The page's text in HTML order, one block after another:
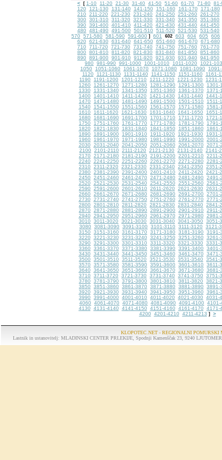
< [ 1-10 11-20 21-30 31-40 41-50 51-60 61-70 71-80
81-
120
121-130 131-140 141-150 151-160 161-170
171-180
210
211-220 221-230 231-240 241-250 251-260
261-270
300
301-310 311-320 321-330 331-340 341-350
351-360
390
391-400 401-410 411-420 421-430 431-440
441-450
480
481-490 491-500 501-510 511-520 521-530
531-540
570
571-580 581-590 591-600 ] 601 602 603 604 605
606
620
621-630 631-640 641-650 651-660 661-670
671-680
710
711-720 721-730 731-740 741-750 751-760
761-770
800
801-810 811-820 821-830 831-840 841-850
851-860
890
891-900 901-910 911-920 921-930 931-940
941-950
980
981-990 991-1000 1001-1010 1011-1020
1021-
1050
1051-1060 1061-1070 1071-1080 1081-1090
1120
1121-1130 1131-1140 1141-1150 1151-1160
1161-
1190
1191-1200 1201-1210 1211-1220 1221-1230
1231-
1260
1261-1270 1271-1280 1281-1290 1291-1300
1301-
1330
1331-1340 1341-1350 1351-1360 1361-1370
1371-
1400
1401-1410 1411-1420 1421-1430 1431-1440
1441-
1470
1471-1480 1481-1490 1491-1500 1501-1510
1511-
1540
1541-1550 1551-1560 1561-1570 1571-1580
1581-
1610
1611-1620 1621-1630 1631-1640 1641-1650
1651-
1680
1681-1690 1691-1700 1701-1710 1711-1720
1721-
1750
1751-1760 1761-1770 1771-1780 1781-1790
1791-
1820
1821-1830 1831-1840 1841-1850 1851-1860
1861-
1890
1891-1900 1901-1910 1911-1920 1921-1930
1931-
1960
1961-1970 1971-1980 1981-1990 1991-2000
2001-
2030
2031-2040 2041-2050 2051-2060 2061-2070
2071-
2100
2101-2110 2111-2120 2121-2130 2131-2140
2141-
2170
2171-2180 2181-2190 2191-2200 2201-2210
2211-
2240
2241-2250 2251-2260 2261-2270 2271-2280
2281-
2310
2311-2320 2321-2330 2331-2340 2341-2350
2351-
2380
2381-2390 2391-2400 2401-2410 2411-2420
2421-
2450
2451-2460 2461-2470 2471-2480 2481-2490
2491-
2520
2521-2530 2531-2540 2541-2550 2551-2560
2561-
2590
2591-2600 2601-2610 2611-2620 2621-2630
2631-
2660
2661-2670 2671-2680 2681-2690 2691-2700
2701-
2730
2731-2740 2741-2750 2751-2760 2761-2770
2771-
2800
2801-2810 2811-2820 2821-2830 2831-2840
2841-
2870
2871-2880 2881-2890 2891-2900 2901-2910
2911-
2940
2941-2950 2951-2960 2961-2970 2971-2980
2981-
3010
3011-3020 3021-3030 3031-3040 3041-3050
3051-
3080
3081-3090 3091-3100 3101-3110 3111-3120
3121-
3150
3151-3160 3161-3170 3171-3180 3181-3190
3191-
3220
3221-3230 3231-3240 3241-3250 3251-3260
3261-
3290
3291-3300 3301-3310 3311-3320 3321-3330
3331-
3360
3361-3370 3371-3380 3381-3390 3391-3400
3401-
3430
3431-3440 3441-3450 3451-3460 3461-3470
3471-
3500
3501-3510 3511-3520 3521-3530 3531-3540
3541-
3570
3571-3580 3581-3590 3591-3600 3601-3610
3611-
3640
3641-3650 3651-3660 3661-3670 3671-3680
3681-
3710
3711-3720 3721-3730 3731-3740 3741-3750
3751-
3780
3781-3790 3791-3800 3801-3810 3811-3820
3821-
3850
3851-3860 3861-3870 3871-3880 3881-3890
3891-
3920
3921-3930 3931-3940 3941-3950 3951-3960
3961-
3990
3991-4000 4001-4010 4011-4020 4021-4030
4031-
4060
4061-4070 4071-4080 4081-4090 4091-4100
4101-
4130
4131-4140 4141-4150 4151-4160 4161-4170
4171-
4200
4201-4210 4211-4213 ] >
KLOPOTEC.NET - REGIONALNI POMURSKI
Lastnik in ustanovitelj: MLADINSKI CENTER PRLEKIJE, Spodnji Kamenščak 23, 9240